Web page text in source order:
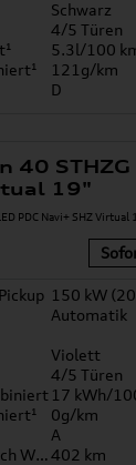
Schwarz
4/5 Türen
5.3l/100
121g/km
D
40 STHZG
19"
150 kW
Automatik
Violett
4/5 Türen
17 kWh/
0g/km
A
Elektr. Reichweite nach WLTP*402 km